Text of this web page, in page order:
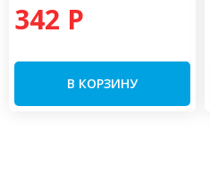
342 P
В КОРЗИНУ